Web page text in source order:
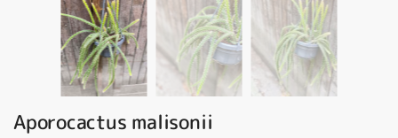
Aporocactus malisonii